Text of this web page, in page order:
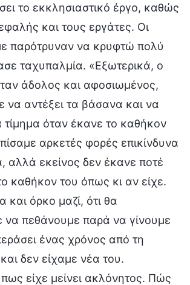
το εκκλησιαστικό έργο, καθώς
και τους εργάτες. Οι
παρότρυναν να κρυφτώ πολύ
ταχυπαλμία. «Εξωτερικά, ο
άδολος και αφοσιωμένος,
να αντέξει τα βάσανα και να
όταν έκανε το καθήκον
αρκετές φορές επικίνδυνα
αλλά εκείνος δεν έκανε ποτέ
καθήκον του όπως κι αν είχε.
όρκο μαζί, ότι θα
να πεθάνουμε παρά να γίνουμε
ένας χρόνος από τη
δεν είχαμε νέα του.
είχε μείνει ακλόνητος. Πώς